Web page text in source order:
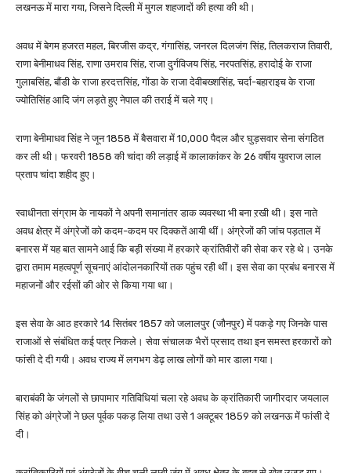
लखनऊ में मारा गया, जिसने दिल्ली में मुगल शहजादों की हत्या की थी।
अवध में बेगम हजरत महल, बिरजीस कद्र, गंगासिंह, जनरल दिलजंग सिंह, तिलकराज तिवारी,
राणा बेनीमाधव सिंह, राणा उमराव सिंह, राजा दुर्गविजय सिंह, नरपतसिंह, हरादोई के राजा
गुलाबसिंह, बौंडी के राजा हरदत्तसिंह, गोंडा के राजा देवीबख्शसिंह, चर्दा-बहाराइच के राजा
ज्योतिसिंह आदि जंग लड़ते हुए नेपाल की तराई में चले गए।
राणा बेनीमाधव सिंह ने जून 1858 में बैसवारा में 10,000 पैदल और घुड़सवार सेना संगठित
कर ली थी। फरवरी 1858 की चांदा की लड़ाई में कालाकांकर के 26 वर्षीय युवराज लाल
प्रताप चांदा शहीद हुए।
स्वाधीनता संग्राम के नायकों ने अपनी समानांतर डाक व्यवस्था भी बना ऱखी थी। इस नाते
अवध क्षेत्र में अंग्रेजों को कदम-कदम पर दिक्कतें आयी थीं। अंग्रेजों की जांच पड़ताल में
बनारस में यह बात सामने आई कि बड़ी संख्या में हरकारे क्रांतिवीरों की सेवा कर रहे थे। उनके
द्वारा तमाम महत्वपूर्ण सूचनाएं आंदोलनकारियों तक पहुंच रही थीं। इस सेवा का प्रबंध बनारस में
महाजनों और रईसों की ओर से किया गया था।
इस सेवा के आठ हरकारे 14 सितंबर 1857 को जलालपुर (जौनपुर) में पकड़े गए जिनके पास
राजाओं से संबंधित कई पत्र निकले। सेवा संचालक भैरों प्रसाद तथा इन समस्त हरकारों को
फांसी दे दी गयी। अवध राज्य में लगभग डेढ़ लाख लोगों को मार डाला गया।
बाराबंकी के जंगलों से छापामार गतिविधियां चला रहे अवध के क्रांतिकारी जागीरदार जयलाल
सिंह को अंग्रेजों ने छल पूर्वक पकड़ लिया तथा उसे 1 अक्टूबर 1859 को लखनऊ में फांसी दे
दी।